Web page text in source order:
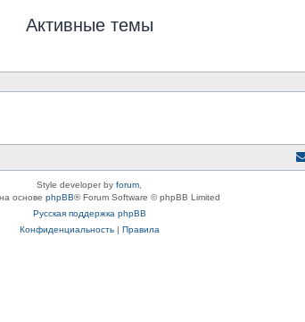
Активные темы
Style developer by forum
основе phpBB® Forum Software © phpBB Limited
Русская поддержка phpBB
Конфиденциальность| Правила